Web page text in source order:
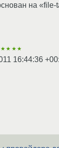
на
16:44:36